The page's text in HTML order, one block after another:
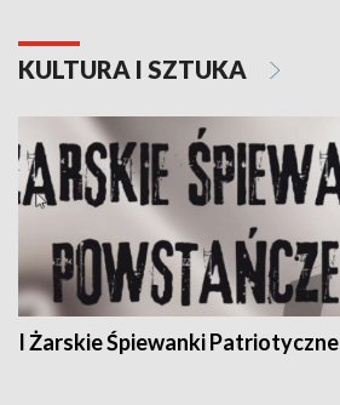
KULTURA I SZTUKA
I Żarskie Śpiewanki Patriotyczne